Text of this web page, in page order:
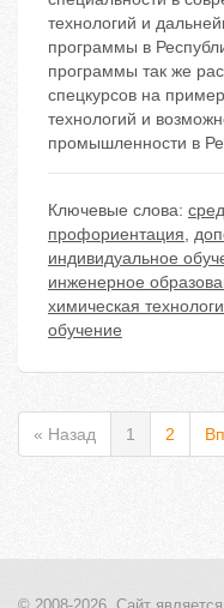
технологий и
программы в
программы так же
спецкурсов на
технологий и
промышленности в
Ключевые слова:
профориентация,
индивидуальное
инженерное
химическая
обучение
« Назад 1 2